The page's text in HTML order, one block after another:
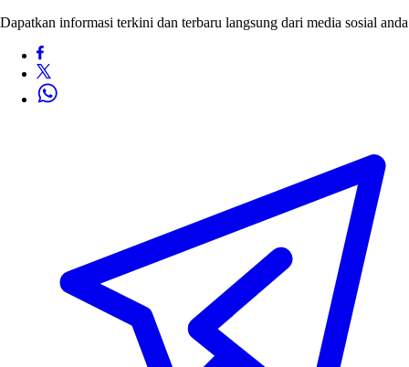
Dapatkan informasi terkini dan terbaru langsung dari media sosial anda